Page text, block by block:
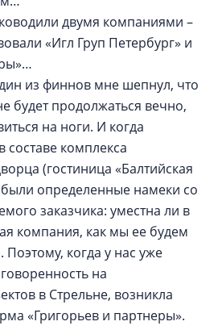
двумя компаниями –
«Игл Груп Петербург» и
из финнов мне шепнул, что
будет продолжаться вечно,
на ноги. И когда
составе комплекса
(гостиница «Балтийская
определенные намеки со
заказчика: уместна ли в
компания, как мы ее будем
Поэтому, когда у нас уже
на
в Стрельне, возникла
«Григорьев и партнеры».